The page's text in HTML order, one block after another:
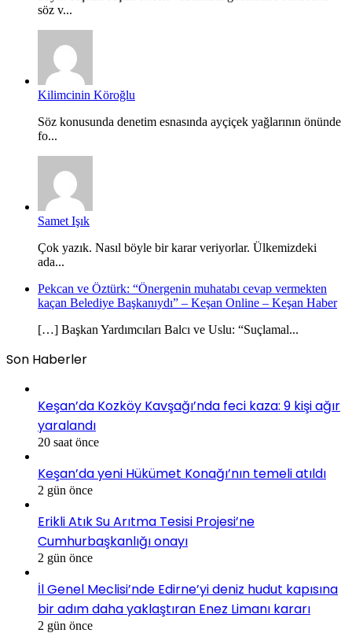
söz v...
Kilimcinin Köroğlu
Söz konusunda denetim esnasında ayçiçek yağlarının önünde
fo...
Samet Işık
Çok yazık. Nasıl böyle bir karar veriyorlar. Ülkemizdeki
ada...
Pekcan ve Öztürk: “Önergenin muhatabı cevap vermekten
kaçan Belediye Başkanıydı” – Keşan Online – Keşan Haber
[…] Başkan Yardımcıları Balcı ve Uslu: “Suçlamal...
Son Haberler
Keşan’da Kozköy Kavşağı’nda feci kaza: 9 kişi ağır
yaralandı
20 saat önce
Keşan’da yeni Hükümet Konağı’nın temeli atıldı
2 gün önce
Erikli Atık Su Arıtma Tesisi Projesi’ne
Cumhurbaşkanlığı onayı
2 gün önce
İl Genel Meclisi’nde Edirne’yi deniz hudut kapısına
bir adım daha yaklaştıran Enez Limanı kararı
2 gün önce